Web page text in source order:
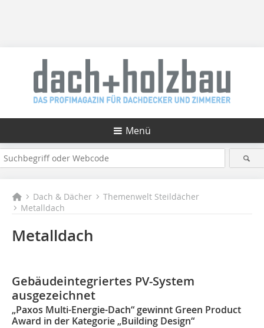
Menü
Dach & Dächer
Themenwelt Steildächer
Metalldach
Metalldach
Gebäudeintegriertes PV-System
ausgezeichnet
„Paxos Multi-Energie-Dach“ gewinnt Green Product
Award in der Kategorie „Building Design“